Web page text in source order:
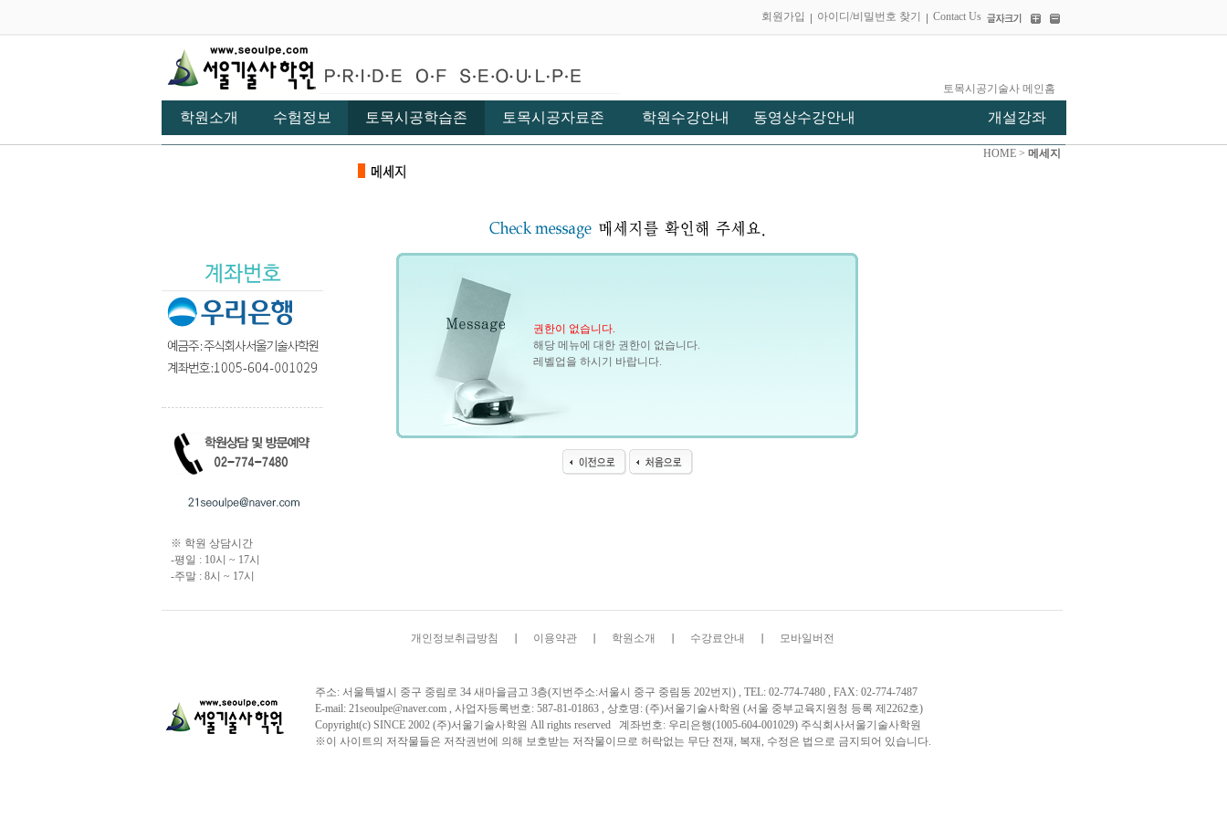
회원가입 아이디/비밀번호 찾기 Contact Us
토목시공기술사 메인홈
학원소개 수험정보 토목시공학습존 토목시공자료존 학원수강안내 동영상수강안내 개설강좌
HOME > 메세지
※ 학원 상담시간
-평일 : 10시 ~ 17시
-주말 : 8시 ~ 17시
권한이 없습니다.
해당 메뉴에 대한 권한이 없습니다.
레벨업을 하시기 바랍니다.
개인정보취급방침 이용약관 학원소개 수강료안내 모바일버전
주소: 서울특별시 중구 중림로 34 새마을금고 3층(지번주소:서울시 중구 중림동 202번지) , TEL: 02-774-7480 , FAX: 02-774-7487
E-mail: 21seoulpe@naver.com , 사업자등록번호: 587-81-01863 , 상호명: (주)서울기술사학원 (서울 중부교육지원청 등록 제2262호)
Copyright(c) SINCE 2002 (주)서울기술사학원 All rights reserved 계좌번호: 우리은행(1005-604-001029) 주식회사서울기술사학원
※이 사이트의 저작물들은 저작권번에 의해 보호받는 저작물이므로 허락없는 무단 전재, 복재, 수정은 법으로 금지되어 있습니다.